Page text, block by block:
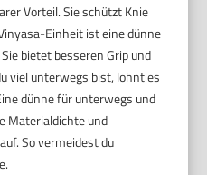
Vorteil. Sie schützt Knie
Einheit ist eine dünne
bietet besseren Grip und
viel unterwegs bist, lohnt es
dünne für unterwegs und
Materialdichte und
So vermeidest du